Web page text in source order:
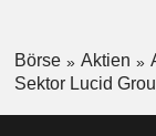
Börse Aktien
Sektor Lucid